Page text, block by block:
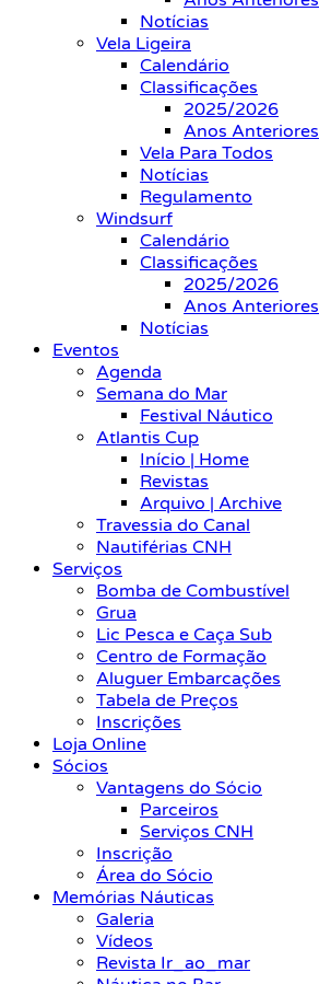
Notícias
Vela Ligeira
Calendário
Classificações
2025/2026
Anos Anteriores
Vela Para Todos
Notícias
Regulamento
Windsurf
Calendário
Classificações
2025/2026
Anos Anteriores
Notícias
Eventos
Agenda
Semana do Mar
Festival Náutico
Atlantis Cup
Início | Home
Revistas
Arquivo | Archive
Travessia do Canal
Nautiférias CNH
Serviços
Bomba de Combustível
Grua
Lic Pesca e Caça Sub
Centro de Formação
Aluguer Embarcações
Tabela de Preços
Inscrições
Loja Online
Sócios
Vantagens do Sócio
Parceiros
Serviços CNH
Inscrição
Área do Sócio
Memórias Náuticas
Galeria
Vídeos
Revista Ir_ao_mar